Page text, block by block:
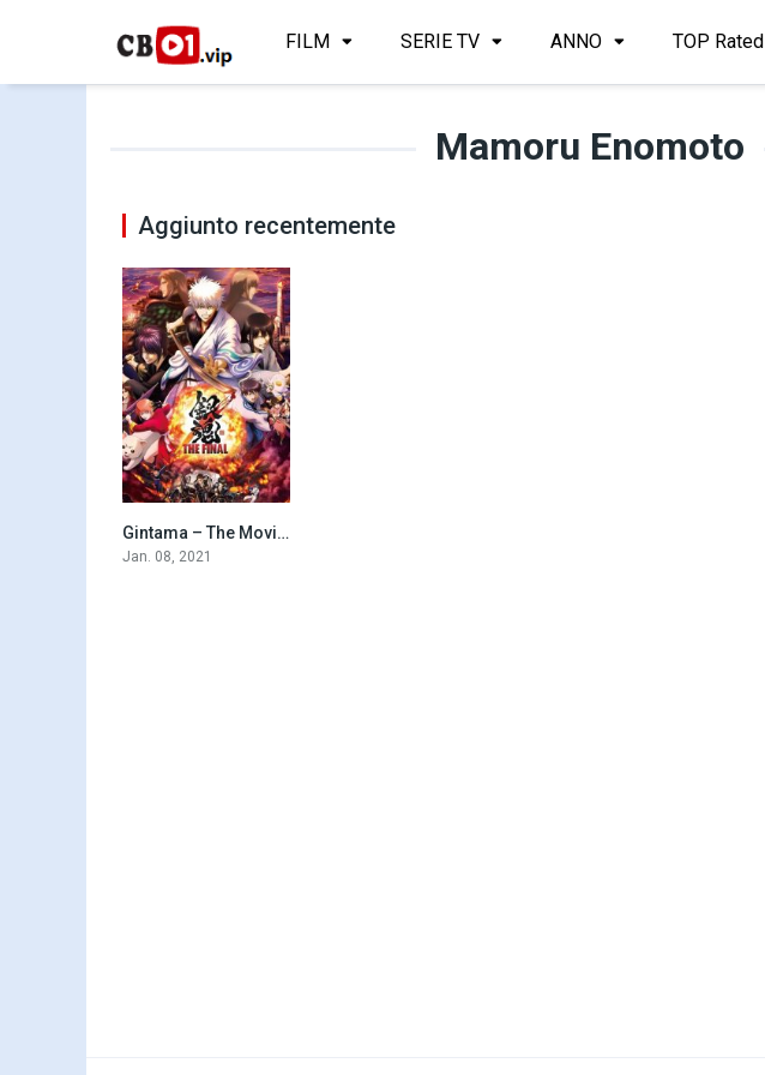
FILM SERIE TV ANNO TOP Rated
Mamoru Enomoto
Aggiunto recentemente
8.5Gintama – The Movie: The Final (2021)
Jan. 08, 2021